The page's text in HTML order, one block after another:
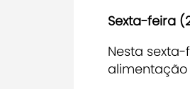
Sexta-feira
Nesta
alimentação